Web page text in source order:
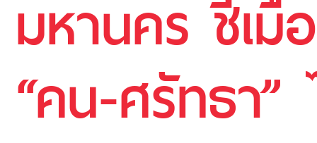
มหานคร ชี้เมื
“คน-ศรัทธา”